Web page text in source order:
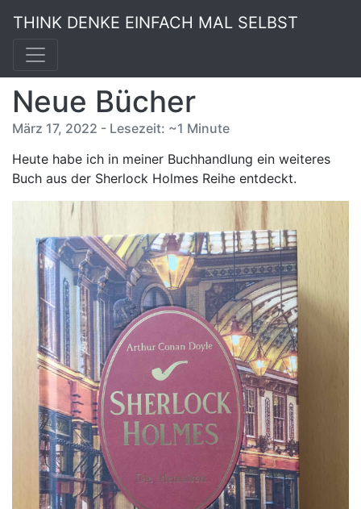
THINK DENKE EINFACH MAL SELBST
Neue Bücher
März 17, 2022 - Lesezeit: ~1 Minute
Heute habe ich in meiner Buchhandlung ein weiteres
Buch aus der Sherlock Holmes Reihe entdeckt.